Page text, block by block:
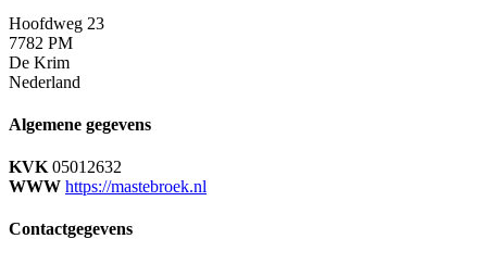
Hoofdweg 23
7782 PM
De Krim
Nederland
Algemene gegevens
KVK 05012632
WWW https://mastebroek.nl
Contactgegevens